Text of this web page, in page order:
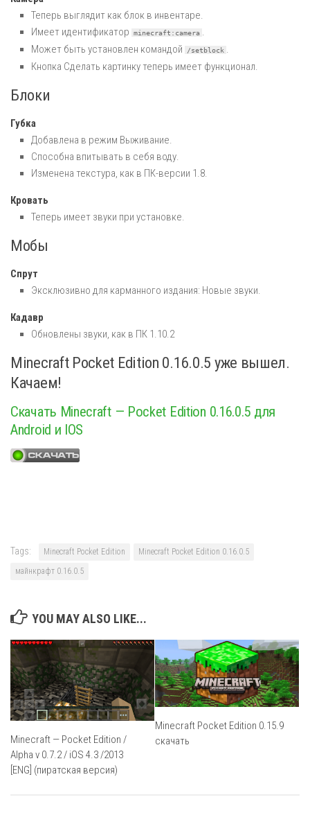
Теперь выглядит как блок в инвентаре.
Имеет идентификатор minecraft:camera .
Может быть установлен командой
/setblock .
Кнопка Сделать картинкутеперь имеет функционал.
Блоки
Губка
Добавлена в режим Выживание.
Способна впитывать в себя воду.
Изменена текстура, как в ПК-версии 1.8.
Кровать
Теперь имеет звуки при установке.
Мобы
Спрут
Эксклюзивно для карманного издания: Новые звуки.
Кадавр
Обновлены звуки, как в ПК 1.10.2
Minecraft Pocket Edition 0.16.0.5 уже вышел.
Качаем!
Скачать Minecraft — Pocket Edition 0.16.0.5 для
Android и IOS
Tags: Minecraft Pocket Edition
Minecraft Pocket Edition 0.16.0.5
майнкрафт 0.16.0.5
YOU MAY ALSO LIKE...
Minecraft — Pocket Edition /
Alpha v 0.7.2 / iOS 4.3 /2013
[ENG] (пиратская версия)
Minecraft Pocket Edition 0.15.9
скачать